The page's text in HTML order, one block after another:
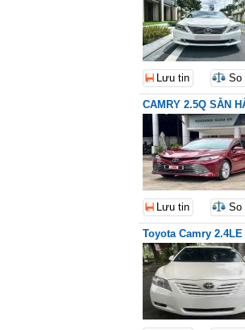
Lưu tin So
CAMRY 2.5Q SẴN
Lưu tin So
Toyota Camry